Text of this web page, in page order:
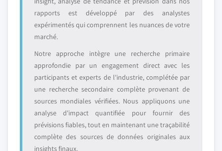
rapports est développé par des analystes
expérimentés qui comprennent les nuances de votre
marché.
Notre approche intègre une recherche primaire
approfondie par un engagement direct avec les
participants et experts de l'industrie, complétée par
une recherche secondaire complète provenant de
sources mondiales vérifiées. Nous appliquons une
analyse d'impact quantifiée pour fournir des
prévisions fiables, tout en maintenant une traçabilité
complète des sources de données originales aux
insights finaux.